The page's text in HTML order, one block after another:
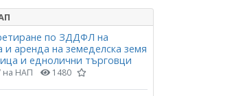
по ЗДДФЛ на
аренда на земеделска земя
и еднолични търговци
на НАП 1480